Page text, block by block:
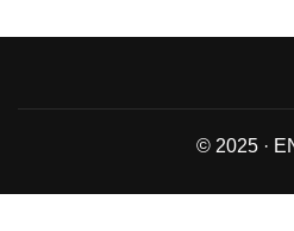
© 2025 ·